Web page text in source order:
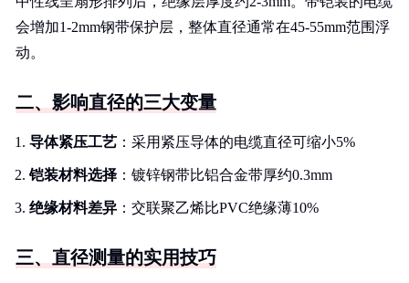
会增加1-2mm钢带保护层，整体直径通常在45-55mm范围浮
动。
二、影响直径的三大变量
导体紧压工艺 ：采用紧压导体的电缆直径可缩小5%
铠装材料选择 ：镀锌钢带比铝合金带厚约0.3mm
绝缘材料差异 ：交联聚乙烯比PVC绝缘薄10%
三、直径测量的实用技巧